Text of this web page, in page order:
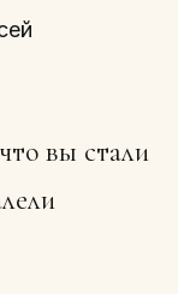
вы стали